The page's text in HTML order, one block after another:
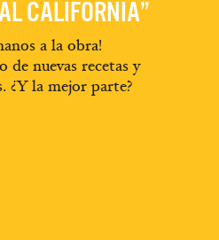
CALIFORNIA”
a la obra!
nuevas recetas y
¿Y la mejor parte?